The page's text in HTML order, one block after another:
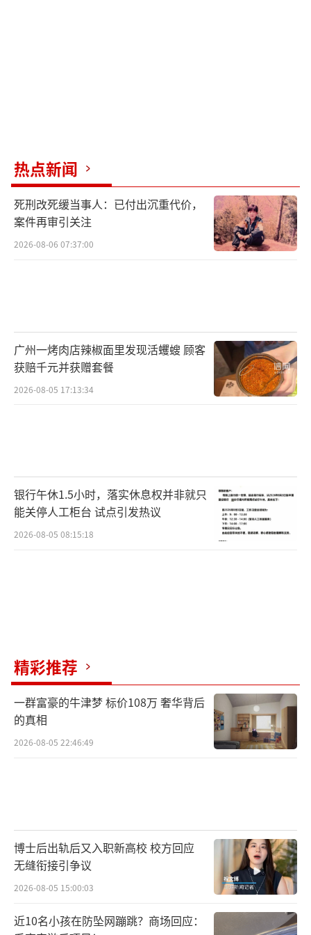
热点新闻
死刑改死缓当事人：已付出沉重代价，
案件再审引关注
2026-08-06 07:37:00
广州一烤肉店辣椒面里发现活蠼螋 顾客
获赔千元并获赠套餐
2026-08-05 17:13:34
银行午休1.5小时，落实休息权并非就只
能关停人工柜台 试点引发热议
2026-08-05 08:15:18
精彩推荐
一群富豪的牛津梦 标价108万 奢华背后
的真相
2026-08-05 22:46:49
博士后出轨后又入职新高校 校方回应
无缝衔接引争议
2026-08-05 15:00:03
近10名小孩在防坠网蹦跳？商场回应：